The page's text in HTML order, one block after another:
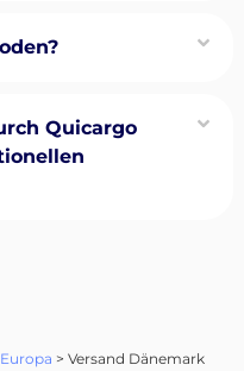
Quicargo
> Versand Dänemark